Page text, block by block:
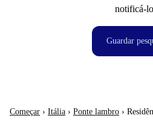
notificá-
Guardar
Começar › Itália › Ponte lambro ›